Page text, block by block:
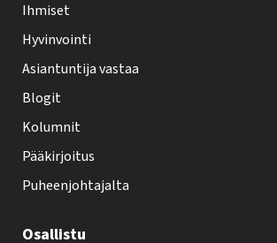
e
h
t
i
f
o
t
Ihmiset
Hyvinvointi
Asiantuntija vastaa
Blogit
Kolumnit
Pääkirjoitus
Puheenjohtajalta
Osallistu